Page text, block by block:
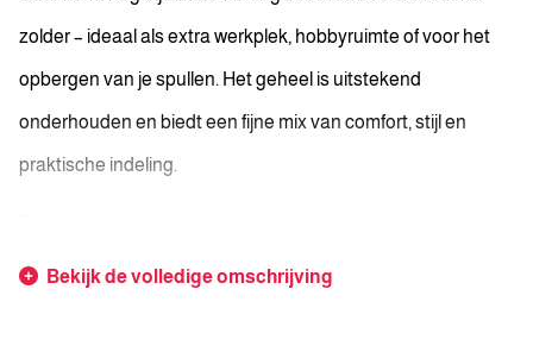
zolder – ideaal als extra werkplek, hobbyruimte of voor het
opbergen van je spullen. Het geheel is uitstekend
onderhouden en biedt een fijne mix van comfort, stijl en
praktische indeling.
Bekijk de volledige omschrijving